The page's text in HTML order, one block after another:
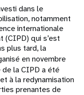
dans le
notamment
internationale
(CIPD) qui s’est
plus tard, la
en novembre
de la CIPD a été
à la redynamisation
prenantes de